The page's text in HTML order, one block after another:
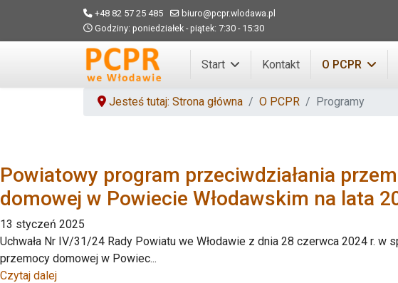
+48 82 57 25 485
biuro@pcpr.wlodawa.pl
Godziny: poniedziałek - piątek: 7:30 - 15:30
Start Kontakt O PCPR
Jesteś tutaj: Strona główna O PCPR Programy
Powiatowy program przeciwdziałania
domowej w Powiecie Włodawskim na lata
13 styczeń 2025
Uchwała Nr IV/31/24 Rady Powiatu we Włodawie z dnia 28 czerwca 2024 r.
przemocy domowej w Powiec...
Czytaj dalej